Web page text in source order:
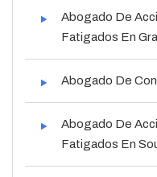
Abogado De
Fatigados En
Abogado De
Abogado De
Fatigados En